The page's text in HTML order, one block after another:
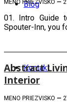
Blog
Kontakt
MENO PRIEZVISKO —
01. Intro Guide
Spouter-Inn, you
Abstract
Interior
MENO PRIEZVISKO —